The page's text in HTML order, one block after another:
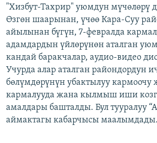
ЭЖЕ-СИҢДИЛЕР
ЫҢГАЙСЫЗ СУРООЛОР
ОНЛАЙН ШЕРИНЕ
ЭЕ/АРнун бардык сайттары
"Хизбут-Тахрир" уюмдун мүчөлөрү
Өзгөн шаарынан, үчөө Кара-Суу
айылынан бүгүн, 7-февралда
адамдардын үйлөрүнөн аталган
кандай баракчалар, аудио-видео
Учурда алар аталган райондордун
бөлүмдөрүнүн убактылуу
кармалууда жана кылмыш иши
амалдары башталды. Бул тууралуу
аймактагы кабарчысы